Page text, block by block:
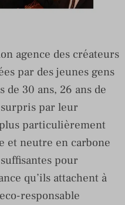
agence des créateurs
par des jeunes gens
de 30 ans, 26 ans de
surpris par leur
particulièrement
et neutre en carbone
pour
qu’ils attachent à
responsable